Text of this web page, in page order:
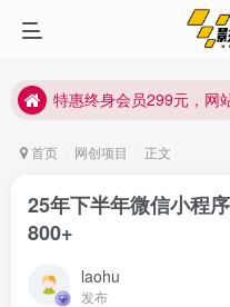
特惠终身会员299元，
特惠终身会员299元，网
首页 网创项目 正文
25年下半年微信小程
800+
laohu
发布